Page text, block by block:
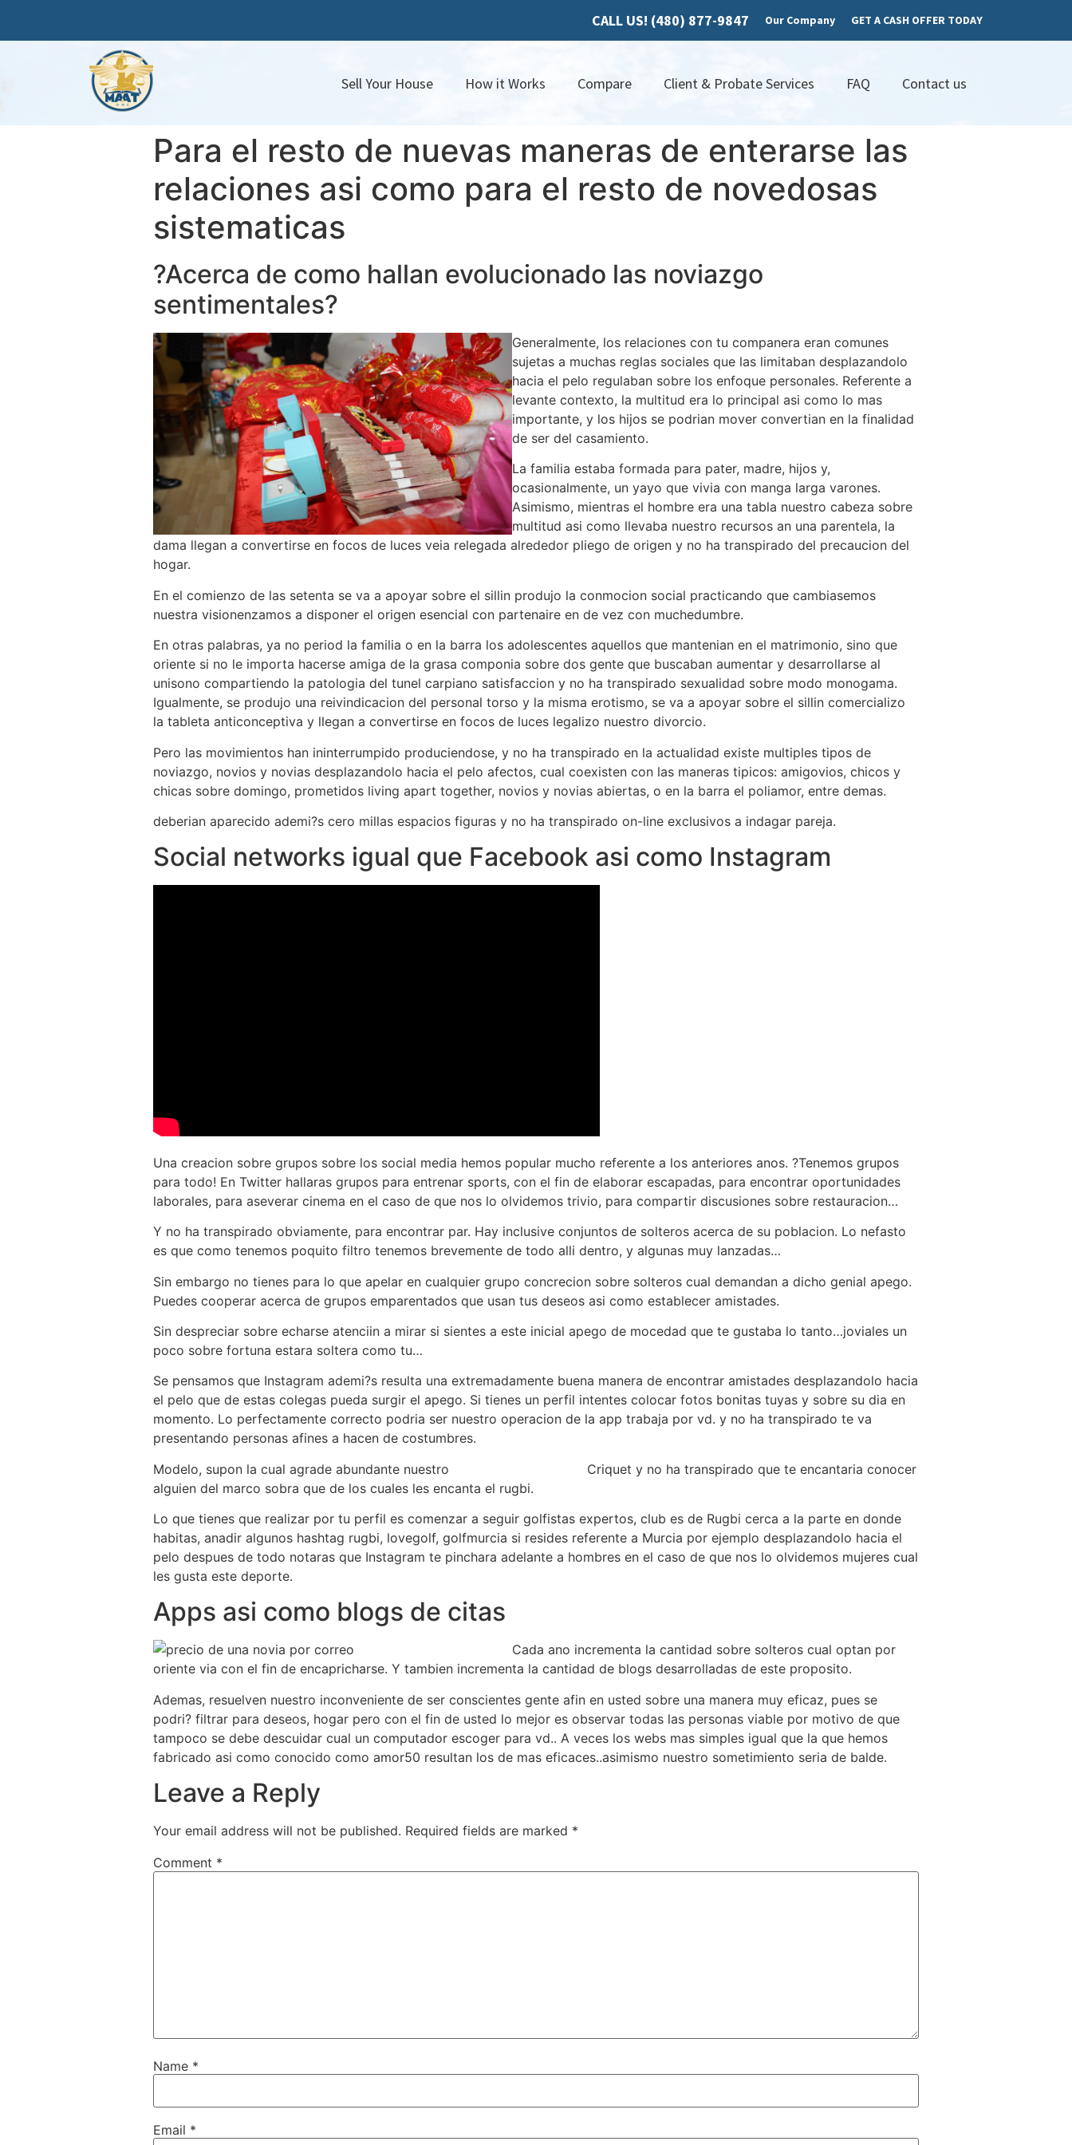
CALL US! (480) 877-9847 Our Company GET A CASH OFFER TODAY
Sell Your House How it Works Compare Client & Probate Services FAQ Contact us
Para el resto de nuevas maneras de enterarse las
relaciones asi como para el resto de novedosas
sistematicas
?Acerca de como hallan evolucionado las noviazgo
sentimentales?
Generalmente, los relaciones con tu companera eran comunes
sujetas a muchas reglas sociales que las limitaban desplazandolo
hacia el pelo regulaban sobre los enfoque personales. Referente a
levante contexto, la multitud era lo principal asi como lo mas
importante, y los hijos se podrian mover convertian en la finalidad
de ser del casamiento.
La familia estaba formada para pater, madre, hijos y,
ocasionalmente, un yayo que vivia con manga larga varones.
Asimismo, mientras el hombre era una tabla nuestro cabeza sobre
multitud asi como llevaba nuestro recursos an una parentela, la
dama llegan a convertirse en focos de luces veia relegada alrededor pliego de origen y no ha transpirado del precaucion del
hogar.
En el comienzo de las setenta se va a apoyar sobre el sillin produjo la conmocion social practicando que cambiasemos
nuestra visionenzamos a disponer el origen esencial con partenaire en de vez con muchedumbre.
En otras palabras, ya no period la familia o en la barra los adolescentes aquellos que mantenian en el matrimonio, sino que
oriente si no le importa hacerse amiga de la grasa componia sobre dos gente que buscaban aumentar y desarrollarse al
unisono compartiendo la patologia del tunel carpiano satisfaccion y no ha transpirado sexualidad sobre modo monogama.
Igualmente, se produjo una reivindicacion del personal torso y la misma erotismo, se va a apoyar sobre el sillin comercializo
la tableta anticonceptiva y llegan a convertirse en focos de luces legalizo nuestro divorcio.
Pero las movimientos han ininterrumpido produciendose, y no ha transpirado en la actualidad existe multiples tipos de
noviazgo, novios y novias desplazandolo hacia el pelo afectos, cual coexisten con las maneras tipicos: amigovios, chicos y
chicas sobre domingo, prometidos living apart together, novios y novias abiertas, o en la barra el poliamor, entre demas.
deberian aparecido ademi?s cero millas espacios figuras y no ha transpirado on-line exclusivos a indagar pareja.
Social networks igual que Facebook asi como Instagram
Una creacion sobre grupos sobre los social media hemos popular mucho referente a los anteriores anos. ?Tenemos grupos
para todo! En Twitter hallaras grupos para entrenar sports, con el fin de elaborar escapadas, para encontrar oportunidades
laborales, para aseverar cinema en el caso de que nos lo olvidemos trivio, para compartir discusiones sobre restauracion…
Y no ha transpirado obviamente, para encontrar par. Hay inclusive conjuntos de solteros acerca de su poblacion. Lo nefasto
es que como tenemos poquito filtro tenemos brevemente de todo alli dentro, y algunas muy lanzadas…
Sin embargo no tienes para lo que apelar en cualquier grupo concrecion sobre solteros cual demandan a dicho genial apego.
Puedes cooperar acerca de grupos emparentados que usan tus deseos asi como establecer amistades.
Sin despreciar sobre echarse atenciin a mirar si sientes a este inicial apego de mocedad que te gustaba lo tanto…joviales un
poco sobre fortuna estara soltera como tu…
Se pensamos que Instagram ademi?s resulta una extremadamente buena manera de encontrar amistades desplazandolo hacia
el pelo que de estas colegas pueda surgir el apego. Si tienes un perfil intentes colocar fotos bonitas tuyas y sobre su dia en
momento. Lo perfectamente correcto podria ser nuestro operacion de la app trabaja por vd. y no ha transpirado te va
presentando personas afines a hacen de costumbres.
Modelo, supon la cual agrade abundante nuestro
Criquet y no ha transpirado que te encantaria conocer
alguien del marco sobra que de los cuales les encanta el rugbi.
Lo que tienes que realizar por tu perfil es comenzar a seguir golfistas expertos, club es de Rugbi cerca a la parte en donde
habitas, anadir algunos hashtag rugbi, lovegolf, golfmurcia si resides referente a Murcia por ejemplo desplazandolo hacia el
pelo despues de todo notaras que Instagram te pinchara adelante a hombres en el caso de que nos lo olvidemos mujeres cual
les gusta este deporte.
Apps asi como blogs de citas
Cada ano incrementa la cantidad sobre solteros cual optan por
oriente via con el fin de encapricharse. Y tambien incrementa la cantidad de blogs desarrolladas de este proposito.
Ademas, resuelven nuestro inconveniente de ser conscientes gente afin en usted sobre una manera muy eficaz, pues se
podri? filtrar para deseos, hogar pero con el fin de usted lo mejor es observar todas las personas viable por motivo de que
tampoco se debe descuidar cual un computador escoger para vd.. A veces los webs mas simples igual que la que hemos
fabricado asi como conocido como amor50 resultan los de mas eficaces..asimismo nuestro sometimiento seria de balde.
Leave a Reply
Your email address will not be published. Required fields are marked *
Comment *
Name *
Email *